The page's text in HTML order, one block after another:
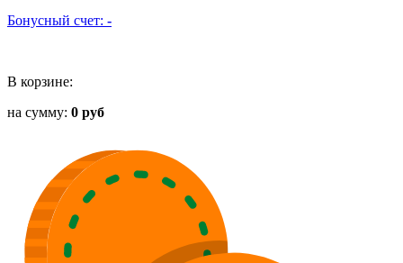
Бонусный счет: -
В корзине:
на сумму: 0 руб